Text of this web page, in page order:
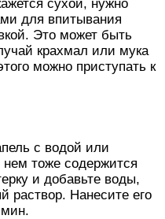
сухой, нужно
для впитывания
Это может быть
крахмал или мука
можно приступать к
с водой или
нем тоже содержится
и добавьте воды,
раствор. Нанесите его
мин.